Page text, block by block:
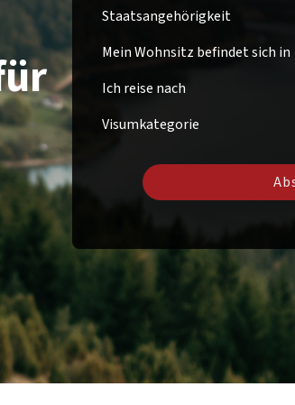
Staatsangehörigkeit
Mein Wohnsitz befindet sich in
Ich reise nach
Visumkategorie